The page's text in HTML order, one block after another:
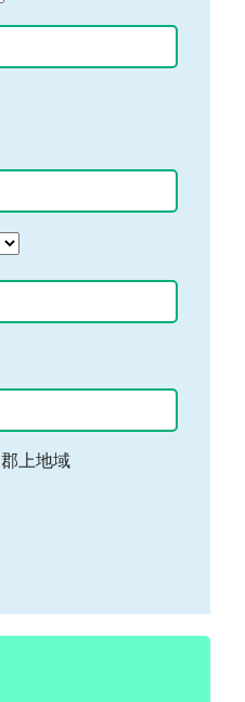
郡上地域